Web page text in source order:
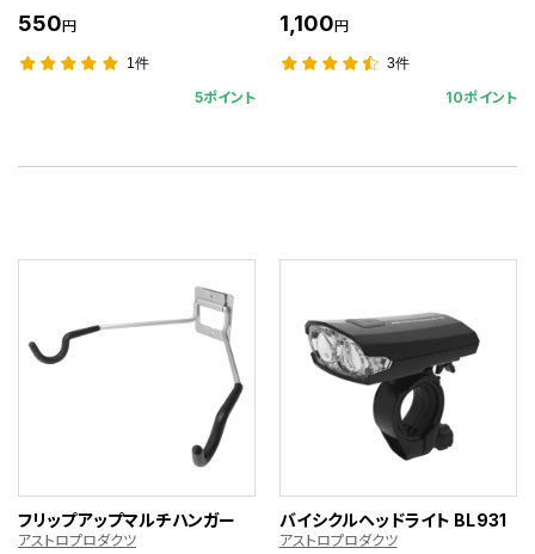
550円
1件
5ポイント
1,100円
3件
10ポイント
フリップアップマルチハンガー
アストロプロダクツ
バイシクルヘッドライト BL931
アストロプロダクツ